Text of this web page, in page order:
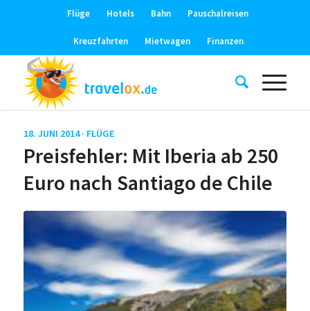
Flüge Hotels Bahn Pauschalreisen
Kreuzfahrten Mietwagen Finanzen
18. JUNI 2014 · FLÜGE
Preisfehler: Mit Iberia ab 250
Euro nach Santiago de Chile